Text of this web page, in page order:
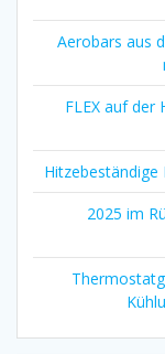
Aerobars aus
FLEX auf der
Hitzebeständige
2025 im